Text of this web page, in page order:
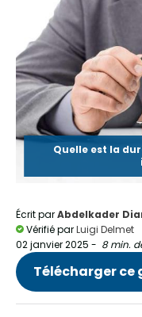
Quelle est la
Écrit parAbdelkader
Vérifié parLuigi Delmet
02 janvier 2025 - 8 min.
Télécharger ce